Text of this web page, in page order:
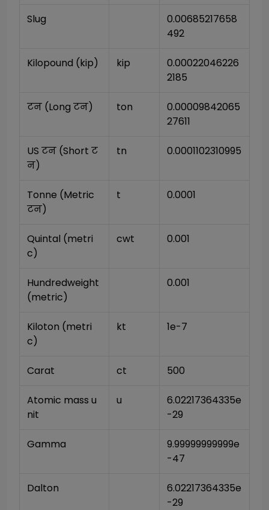
Slug
0.00685217658
492
Kilopound (kip) kip
0.00022046226
2185
टन (Long टन) ton
0.00009842065
27611
US टन (Short ट
न)
tn 0.0001102310995
Tonne (Metric
टन)
t 0.0001
Quintal (metri
c)
cwt 0.001
Hundredweight
(metric)
0.001
Kiloton (metri
c)
kt 1e-7
Carat ct 500
Atomic mass u
nit
u
6.02217364335e
-29
Gamma
9.99999999999e
-47
Dalton
6.02217364335e
-29